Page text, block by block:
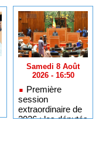
Samedi 8 Août
2026 - 16:50
Première
session
extraordinaire de
2026 : les députés